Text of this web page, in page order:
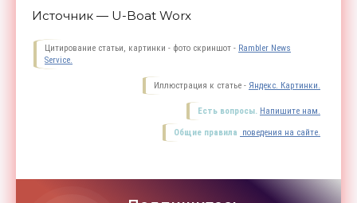
Источник — U-Boat Worx
Цитирование статьи, картинки - фото скриншот - Rambler News
Service.
Иллюстрация к статье - Яндекс. Картинки.
Есть вопросы. Напишите нам.
Общие правила поведения на сайте.